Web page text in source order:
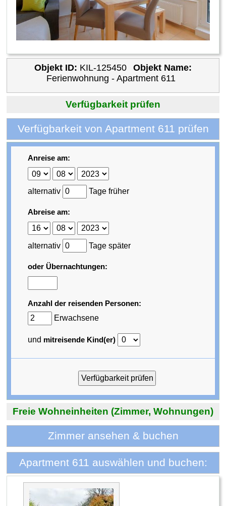
Objekt ID: KIL-125450
Objekt Name:
Ferienwohnung - Apartment 611
Verfügbarkeit prüfen
Verfügbarkeit von Apartment 611 prüfen
Anreise am:
alternativ Tage früher
Abreise am:
alternativ Tage später
oder Übernachtungen:
Anzahl der reisenden Personen:
Erwachsene
und mitreisende Kind(er)
Freie Wohneinheiten (Zimmer, Wohnungen)
Zimmer ansehen & buchen
Apartment 611 auswählen und buchen: